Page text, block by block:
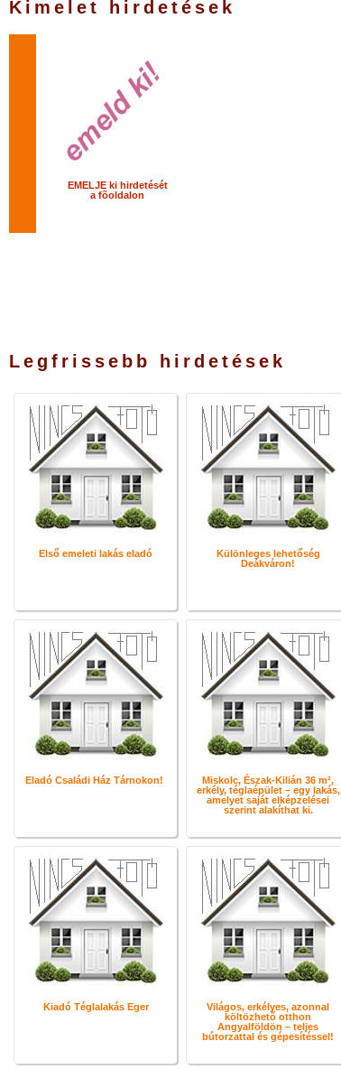
Kimelet hirdetések
EMELJE ki hirdetését
a fõoldalon
Legfrissebb hirdetések
Első emeleti lakás eladó
Különleges lehetőség
Deákváron!
Eladó Családi Ház Tárnokon!
Miskolc, Észak-Kilián 36 m²,
erkély, téglaépület – egy lakás,
amelyet saját elképzelései
szerint alakíthat ki.
Kiadó Téglalakás Eger
Világos, erkélyes, azonnal
költözhető otthon
Angyalföldön – teljes
bútorzattal és gépesítéssel!